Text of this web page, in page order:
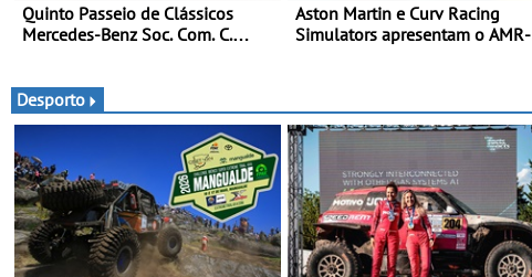
Quinto Passeio de Clássicos
Mercedes-Benz Soc. Com. C.
Aston Martin e Curv Racing
Simulators apresentam o AMR-
em Le Mans
Desporto